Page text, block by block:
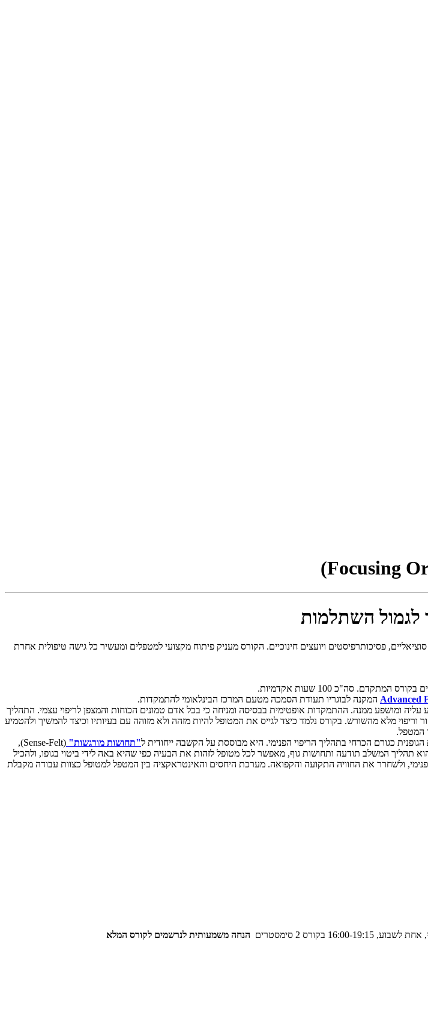
לגמול השתלמות
פסיכותרפיסטים ויועצים חינוכיים. הקורס מעניק פיתוח מקצועי למטפלים ומעשיר כל גישה טיפולית אחרת
Advanced המקנה לבוגריו תעודת הסמכה מטעם המרכז הבינלאומי להתמקדות.
ומושפע ממנה. ההתמקדות אופטימית בבסיסה ומניחה כי בכל אדם טמונים הכוחות והמצפן לריפוי עצמי. התהליך
מלא מהשורש. בקורס נלמד כיצד לגייס את המטופל להיות מזהה ולא מזוהה עם בעיותיו וכיצד להמשיך ולהטמיע
המטפל.
כגורם הכרחי בתהליך הריפוי הפנימי. היא מבוססת על הקשבה ייחודית ל"תחושות מורגשות"
(Sense-Felt),
תהליך המשלב תודעה ותחושות גוף, מאפשר לכל מטופל לזהות את הבעיה כפי שהיא באה לידי ביטוי בגופו, ולהכיל
ולשחרר את החוויה התקועה והקפואה. מערכת היחסים והאינטראקציה בין המטפל למטופל כצוות עבודה מקבלת
הנחה משמעותית לנרשמים לקורס המלא